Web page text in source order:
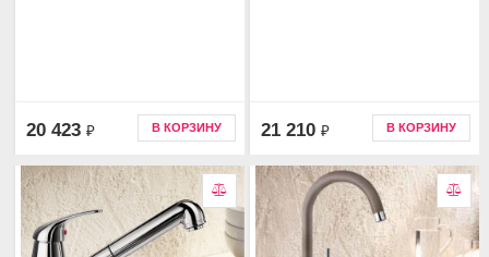
20 423 ₽ В КОРЗИНУ 21 210 ₽ В КОРЗИНУ